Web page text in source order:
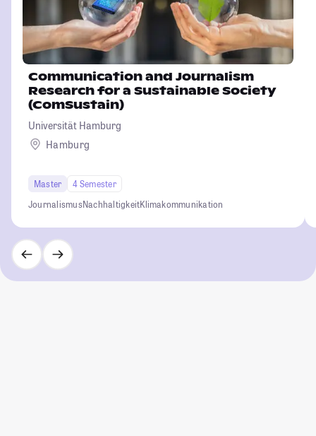
Communication and Journalism
Research for a Sustainable Society
(ComSustain)
Universität Hamburg
Hamburg
Master
4 Semester
JournalismusNachhaltigkeitKlimakommunikation